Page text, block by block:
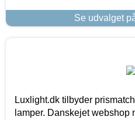
Se udvalget
Luxlight.dk tilbyder
lamper. Danskejet webshop